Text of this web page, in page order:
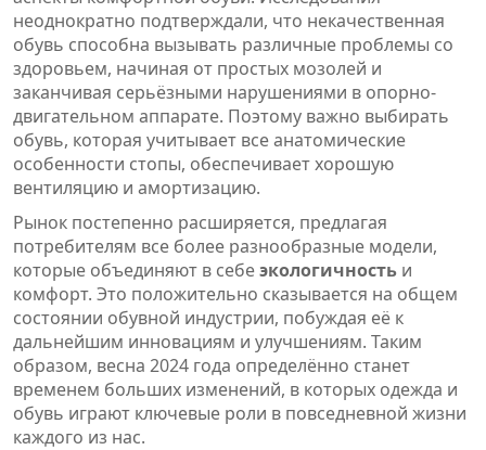
неоднократно подтверждали, что некачественная
обувь способна вызывать различные проблемы со
здоровьем, начиная от простых мозолей и
заканчивая серьёзными нарушениями в опорно-
двигательном аппарате. Поэтому важно выбирать
обувь, которая учитывает все анатомические
особенности стопы, обеспечивает хорошую
вентиляцию и амортизацию.
Рынок постепенно расширяется, предлагая
потребителям все более разнообразные модели,
которые объединяют в себеэкологичность и
комфорт. Это положительно сказывается на общем
состоянии обувной индустрии, побуждая её к
дальнейшим инновациям и улучшениям. Таким
образом, весна 2024 года определённо станет
временем больших изменений, в которых одежда и
обувь играют ключевые роли в повседневной жизни
каждого из нас.